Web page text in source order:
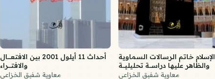
أحداث 11 أيلول 2001 بين الافتعـــال
والافتـــراء
معاوية شفيق الخزاعي
الإسلام خاتم الرسالات السماوية
والظاهر عليها دراســة تحليليــة
معاوية شفيق الخزاعي